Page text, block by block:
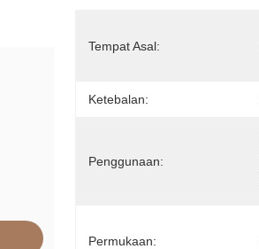
Tempat Asal:
Ketebalan:
Penggunaan:
Permukaan: